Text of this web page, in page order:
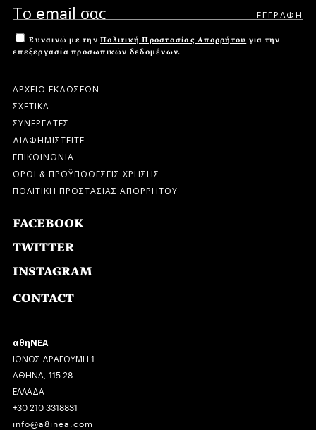
Συναινώ με την Πολιτική Προστασίας Απορρήτου για την
επεξεργασία προσωπικών δεδομένων.
ΑΡΧΕΙΟ ΕΚΔΟΣΕΩΝ
ΣΧΕΤΙΚΑ
ΣΥΝΕΡΓΑΤΕΣ
ΔΙΑΦΗΜΙΣΤΕΙΤΕ
ΕΠΙΚΟΙΝΩΝΙΑ
ΟΡΟΙ & ΠΡΟΫΠΟΘΕΣΕΙΣ ΧΡΗΣΗΣ
ΠΟΛΙΤΙΚΗ ΠΡΟΣΤΑΣΙΑΣ ΑΠΟΡΡΗΤΟΥ
FACEBOOK
TWITTER
INSTAGRAM
CONTACT
αθηΝΕΑ
ΙΩΝΟΣ ΔΡΑΓΟΥΜΗ 1
ΑΘΗΝΑ, 115 28
ΕΛΛΑΔΑ
+30 210 3318831
info@a8inea.com